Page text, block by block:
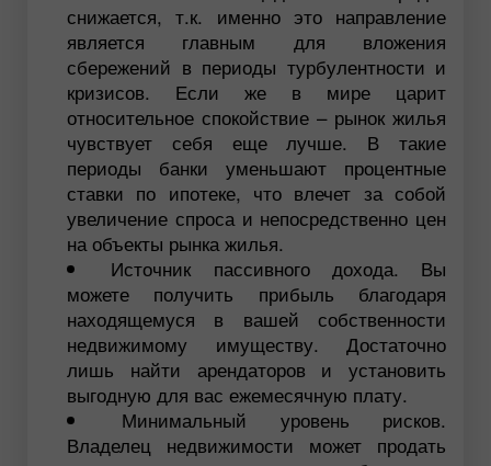
снижается, т.к. именно это направление
является главным для вложения
сбережений в периоды турбулентности и
кризисов. Если же в мире царит
относительное спокойствие – рынок жилья
чувствует себя еще лучше. В такие
периоды банки уменьшают процентные
ставки по ипотеке, что влечет за собой
увеличение спроса и непосредственно цен
на объекты рынка жилья.
Источник пассивного дохода. Вы
можете получить прибыль благодаря
находящемуся в вашей собственности
недвижимому имуществу. Достаточно
лишь найти арендаторов и установить
выгодную для вас ежемесячную плату.
Минимальный уровень рисков.
Владелец недвижимости может продать